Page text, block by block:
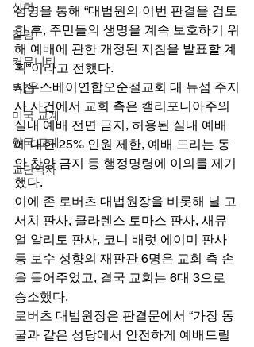
신학
칼럼
커뮤니티
특집
미국 교계
한국 교계
교단역사
성명을 통해 “대법원의 이번 판결을 검토
한 후, 주민들의 생명을 계속 보호하기 위
해 예배에 관한 개정된 지침을 발표할 계
획”이라고 전했다.
사우스베이연합오순절교회 대 뉴섬 주지
사 사건에서 교회 측은 캘리포니아주의
실내 예배 전면 금지, 허용된 실내 예배
에 대한 25% 인원 제한, 예배 드리는 동
안 찬양 금지 등 행정명령에 이의를 제기
했다.
이에 존 로버츠 대법원장을 비롯해 닐 고
서치 판사, 클라렌스 토마스 판사, 새뮤
얼 알리토 판사, 코니 배럿 에이미 판사
등 보수 성향의 재판관 6명은 교회 측 손
을 들어주었고, 결국 교회는 6대 3으로
승소했다.
로버츠 대법원장은 판결문에서 “가장 동
굴과 같은 성당에서 안전하게 예배드릴